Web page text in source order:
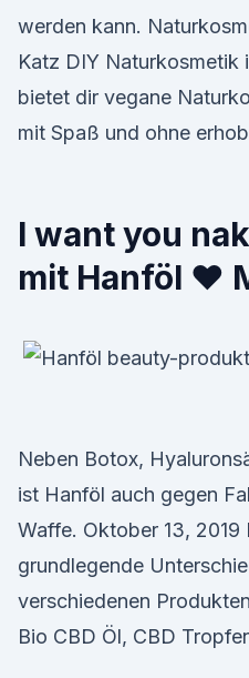
werden kann.
Katz DIY Naturkosmetik
bietet dir vegane
mit Spaß und ohne
I want you
mit Hanföl ♥
Neben Botox,
ist Hanföl auch gegen
Waffe. Oktober 13,
grundlegende
verschiedenen
Bio CBD Öl, CBD